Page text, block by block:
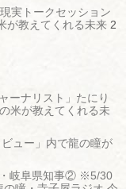
実トークセッション
が教えてくれる未来 2
ーナリスト」たにり
米が教えてくれる未
ュー」内で龍の瞳が
・岐阜県知事② ※5/30